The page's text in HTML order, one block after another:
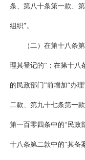
条、第八十条第一款、
组织”。
（二）在第十八条
理其登记的”；在第十八
的民政部门”前增加“办
二款、第九十七条第一
第一百零四条中的“民政
十八条第二款中的“其备